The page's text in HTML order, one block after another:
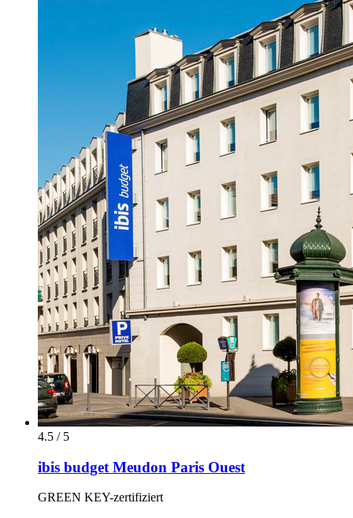
4.5 / 5
ibis budget Meudon Paris Ouest
GREEN KEY-zertifiziert